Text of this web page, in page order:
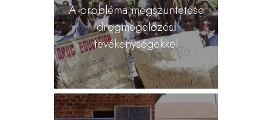
A probléma megszüntetése
drogmegelőzési
tevékenységekkel